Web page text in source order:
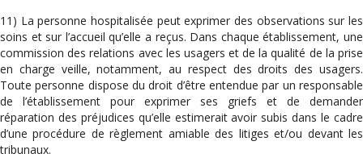
11) La personne hospitalisée peut exprimer des observations sur les
soins et sur l’accueil qu’elle a reçus. Dans chaque établissement, une
commission des relations avec les usagers et de la qualité de la prise
en charge veille, notamment, au respect des droits des usagers.
Toute personne dispose du droit d’être entendue par un responsable
de l’établissement pour exprimer ses griefs et de demander
réparation des préjudices qu’elle estimerait avoir subis dans le cadre
d’une procédure de règlement amiable des litiges et/ou devant les
tribunaux.